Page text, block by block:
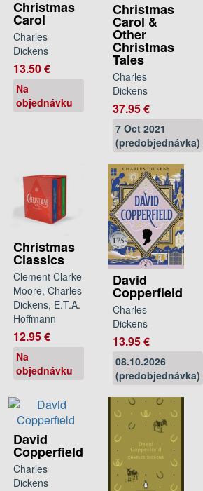
Christmas
Carol
Charles
Dickens
13.50 €
Na
objednávku
Christmas
Carol &
Other
Christmas
Tales
Charles
Dickens
37.95 €
7 Oct 2021
(predobjednávka)
Christmas
Classics
Clement Clarke
Moore, Charles
Dickens, E.T.A.
Hoffmann
12.95 €
Na
objednávku
David
Copperfield
Charles
Dickens
13.95 €
08.10.2026
(predobjednávka)
David
Copperfield
Charles
Dickens